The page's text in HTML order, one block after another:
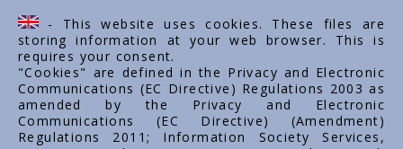
Contact
Carieră
- This website uses cookies. These files are
storing information at your web browser. This is
requires your consent.
"Cookies" are defined in the Privacy and Electronic
Communications (EC Directive) Regulations 2003 as
amended by the Privacy and Electronic
Communications (EC Directive) (Amendment)
Regulations 2011; Information Society Services,